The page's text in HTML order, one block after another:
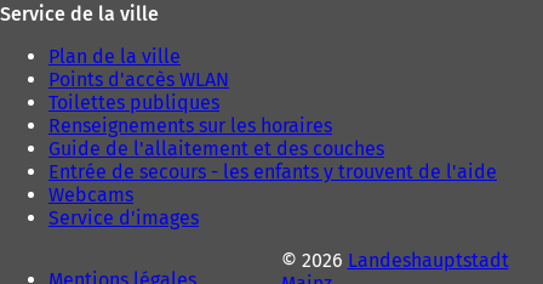
Service de la ville
Plan de la ville
Points d'accès WLAN
Toilettes publiques
Renseignements sur les horaires
Guide de l'allaitement et des couches
Entrée de secours - les enfants y trouvent de l'aide
Webcams
Service d'images
© 2026 Landeshauptstadt